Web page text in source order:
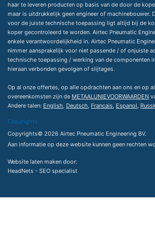
haar te leveren producten op basis van de door de
maar is uitdrukkelijk geen engineer of machinebouwer.
voor de juiste technische toepassing ligt altijd bij de
koper gecontroleerd te worden. Airtec Pneumatic
enkele verantwoordelijkheid in. Airtec Pneumatic
nimmer aansprakelijk voor niet passende / of onjuiste
technische toepassing / werking van de componenten
hieraan verbonden gevolgen of slijtages.
Op al onze offertes, op alle opdrachten aan ons en op
overeenkomsten zijn de METAALUNIEVOORWAARDEN
Andere talen: English, Deutsch, Francais, Espanol,
Copyrights
Copyrights© 2026 Airtec Pneumatic Engineering BV.
Aan informatie op deze website kunnen geen rechten
Website laten maken door:
HeadNets - SEO specialist